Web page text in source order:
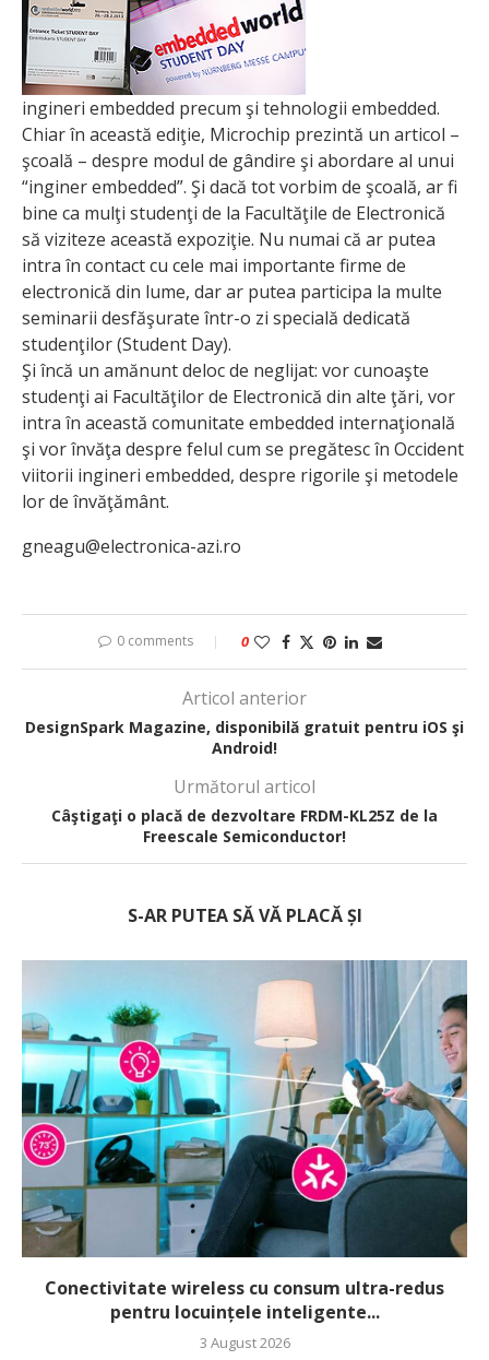
ingineri embedded precum şi tehnologii embedded.
Chiar în această ediţie, Microchip prezintă un articol –
şcoală – despre modul de gândire şi abordare al unui
“inginer embedded”. Şi dacă tot vorbim de şcoală, ar fi
bine ca mulţi studenţi de la Facultăţile de Electronică
să viziteze această expoziţie. Nu numai că ar putea
intra în contact cu cele mai importante firme de
electronică din lume, dar ar putea participa la multe
seminarii desfăşurate într-o zi specială dedicată
studenţilor (Student Day).
Şi încă un amănunt deloc de neglijat: vor cunoaşte
studenţi ai Facultăţilor de Electronică din alte ţări, vor
intra în această comunitate embedded internaţională
şi vor învăţa despre felul cum se pregătesc în Occident
viitorii ingineri embedded, despre rigorile şi metodele
lor de învăţământ.
gneagu@electronica-azi.ro
0 comments 0
Articol anterior
DesignSpark Magazine, disponibilă gratuit pentru iOS şi
Android!
Următorul articol
Câştigaţi o placă de dezvoltare FRDM-KL25Z de la
Freescale Semiconductor!
S-AR PUTEA SĂ VĂ PLACĂ ȘI
Conectivitate wireless cu consum ultra-redus
pentru locuințele inteligente...
3 August 2026